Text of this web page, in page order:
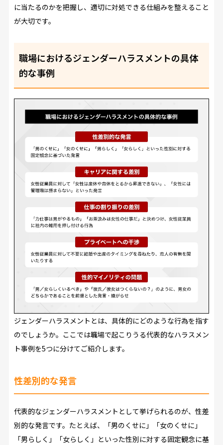
に当たるのかを把握し、適切に対処できる仕組みを整えること
が大切です。
職場におけるジェンダーハラスメントの具体
的な事例
ジェンダーハラスメントとは、具体的にどのような行為を指す
のでしょうか。ここでは職場で起こりうる代表的なハラスメン
ト事例を5つに分けてご紹介します。
性差別的な発言
代表的なジェンダーハラスメントとして挙げられるのが、性差
別的な発言です。たとえば、「男のくせに」「女のくせに」
「男らしく」「女らしく」といった性別に対する固定観念に基